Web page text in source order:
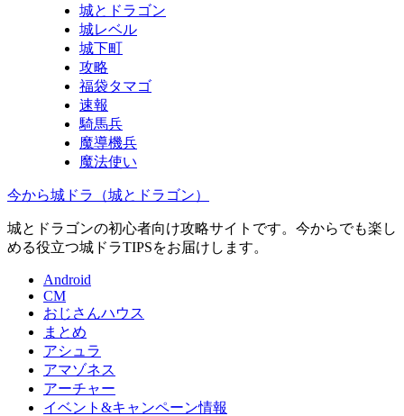
城とドラゴン
城レベル
城下町
攻略
福袋タマゴ
速報
騎馬兵
魔導機兵
魔法使い
今から城ドラ（城とドラゴン）
城とドラゴンの初心者向け攻略サイトです。今からでも楽し
める役立つ城ドラTIPSをお届けします。
Android
CM
おじさんハウス
まとめ
アシュラ
アマゾネス
アーチャー
イベント&キャンペーン情報